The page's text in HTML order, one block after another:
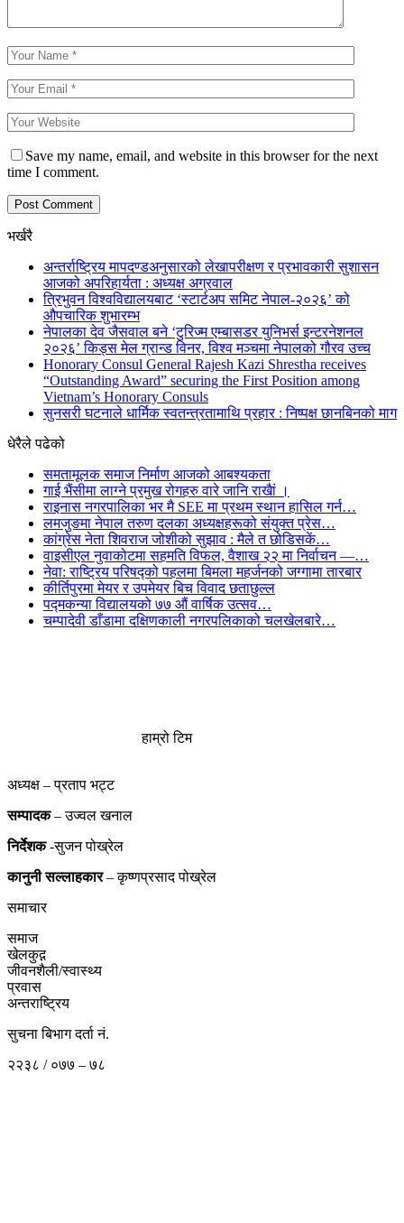
Save my name, email, and website in this browser for the next
time I comment.
भर्खरै
अन्तर्राष्ट्रिय मापदण्डअनुसारको लेखापरीक्षण र प्रभावकारी सुशासन
आजको अपरिहार्यता : अध्यक्ष अग्रवाल
त्रिभुवन विश्वविद्यालयबाट ‘स्टार्टअप समिट नेपाल-२०२६’ को
औपचारिक शुभारम्भ
नेपालका देव जैसवाल बने ‘टुरिज्म एम्बासडर युनिभर्स इन्टरनेशनल
२०२६’ किड्स मेल ग्रान्ड विनर, विश्व मञ्चमा नेपालको गौरव उच्च
Honorary Consul General Rajesh Kazi Shrestha receives
“Outstanding Award” securing the First Position among
Vietnam’s Honorary Consuls
सुनसरी घटनाले धार्मिक स्वतन्त्रतामाथि प्रहार : निष्पक्ष छानबिनको माग
धेरैले पढेको
समतामूलक समाज निर्माण आजको आबश्यकता
गाई भैंसीमा लाग्ने प्रमुख रोगहरु वारे जानि राखैां ।
राइनास नगरपालिका भर मै SEE मा प्रथम स्थान हासिल गर्न…
लमजुङमा नेपाल तरुण दलका अध्यक्षहरूको संयुक्त प्रेस…
कांग्रेस नेता शिवराज जोशीको सुझाव : मैले त छोडिसकें…
वाइसीएल नुवाकोटमा सहमति विफल, वैशाख २२ मा निर्वाचन —…
नेवा: राष्ट्रिय परिषद्को पहलमा बिमला महर्जनको जग्गामा तारबार
कीर्तिपुरमा मेयर र उपमेयर बिच विवाद छताछुल्ल
पद्मकन्या विद्यालयको ७७ औं ‌‌वार्षिक ‌उत्सव…
चम्पादेवी डाँडामा दक्षिणकाली नगरपलिकाको चलखेलबारे…
हाम्रो टिम
अध्यक्ष – प्रताप भट्ट
सम्पादक– उज्वल खनाल
निर्देशक-सुजन पोख्रेल
कानुनी सल्लाहकार– कृष्णप्रसाद पोख्रेल
समाचार
समाज
खेलकुद़़
जीवनशैली/स्वास्थ्य
प्रवास
अन्तराष्ट्रिय
सुचना बिभाग दर्ता नं.
२२३८ / ०७७ – ७८